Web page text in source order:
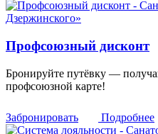
Профсоюзный дисконт
Бронируйте путёвку —
профсоюзной карте!
Забронировать Подробнее